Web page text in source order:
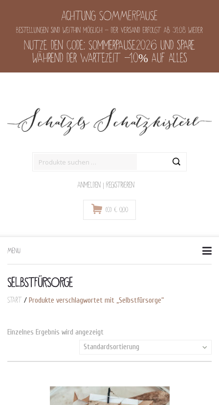
Achtung SOMMERPAUSE
Bestellungen sind weithin möglich - der Versand erfolgt ab 31.08 wieder
Nutze den Code: Sommerpause2026 und spare
während der Wartezeit -10% auf alles
Anmelden | Registrieren
(0) € 0,00
MENU
to
SELBSTFÜRSORGE
Start / Produkte verschlagwortet mit „Selbstfürsorge“
Einzelnes Ergebnis wird angezeigt
Standardsortierung